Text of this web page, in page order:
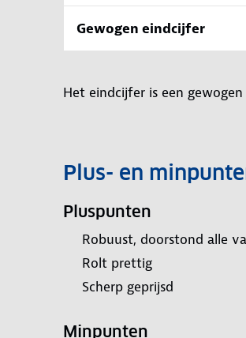
Gewogen eindcijfer
Het eindcijfer is een
Plus- en
Pluspunten
Robuust, doorstond alle
Rolt prettig
Scherp geprijsd
Minpunten